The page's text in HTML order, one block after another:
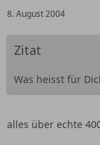
8. August 2004
Zitat
Was heisst für
alles über echte